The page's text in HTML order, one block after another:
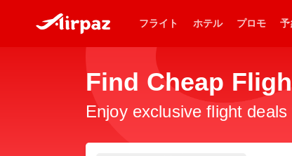
フライト ホテル プロモ
Find Cheap
Enjoy exclusive flight